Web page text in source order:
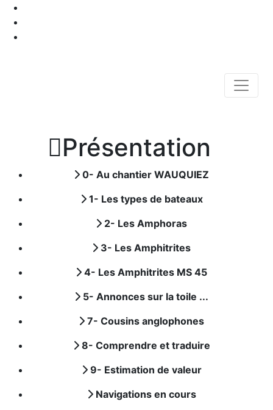
Présentation
0- Au chantier WAUQUIEZ
1- Les types de bateaux
2- Les Amphoras
3- Les Amphitrites
4- Les Amphitrites MS 45
5- Annonces sur la toile ...
7- Cousins anglophones
8- Comprendre et traduire
9- Estimation de valeur
Navigations en cours